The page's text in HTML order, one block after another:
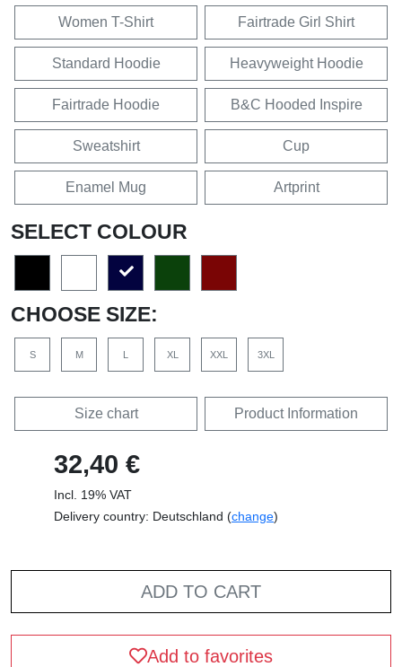
Women T-Shirt Fairtrade Girl Shirt
Standard Hoodie Heavyweight Hoodie
Fairtrade Hoodie B&C Hooded Inspire
Sweatshirt Cup
Enamel Mug Artprint
SELECT COLOUR
CHOOSE SIZE:
S M L XL XXL 3XL
Size chart Product Information
32,40 €
Incl. 19% VAT
Delivery country: Deutschland (change)
ADD TO CART
Add to favorites